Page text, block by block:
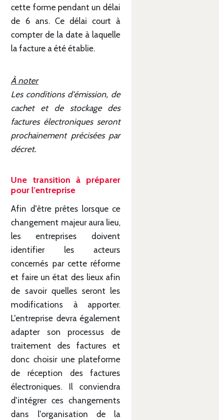
cette forme pendant un délai
de 6 ans. Ce délai court à
compter de la date à laquelle
la facture a été établie.
À noter
Les conditions d'émission, de
cachet et de stockage des
factures électroniques seront
prochainement précisées par
décret.
Une transition à préparer
pour l'entreprise
Afin d'être prêtes lorsque ce
changement majeur aura lieu,
les entreprises doivent
identifier les acteurs
concernés par cette réforme
et faire un état des lieux afin
de savoir quelles seront les
modifications à apporter.
L'entreprise devra également
adapter son processus de
traitement des factures et
donc choisir une plateforme
de réception des factures
électroniques. Il conviendra
d'intégrer ces changements
dans l'organisation de la